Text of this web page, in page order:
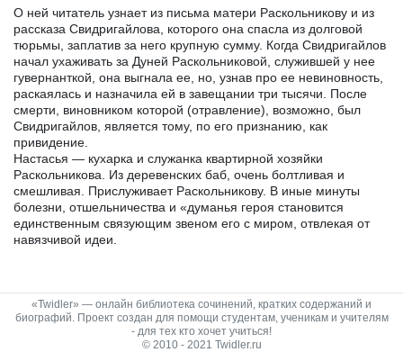
О ней читатель узнает из письма матери Раскольникову и из
рассказа Свидригайлова, которого она спасла из долговой
тюрьмы, заплатив за него крупную сумму. Когда Свидригайлов
начал ухаживать за Дуней Раскольниковой, служившей у нее
гувернанткой, она выгнала ее, но, узнав про ее невиновность,
раскаялась и назначила ей в завещании три тысячи. После
смерти, виновником которой (отравление), возможно, был
Свидригайлов, является тому, по его признанию, как
привидение.
Настасья — кухарка и служанка квартирной хозяйки
Раскольникова. Из деревенских баб, очень болтливая и
смешливая. Прислуживает Раскольникову. В иные минуты
болезни, отшельничества и «думанья героя становится
единственным связующим звеном его с миром, отвлекая от
навязчивой идеи.
«Twidler» — онлайн библиотека сочинений, кратких содержаний и
биографий. Проект создан для помощи студентам, ученикам и учителям
- для тех кто хочет учиться!
© 2010 - 2021 Twidler.ru